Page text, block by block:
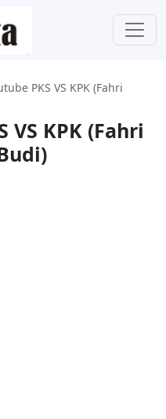
PKS VS KPK (Fahri
VS KPK (Fahri